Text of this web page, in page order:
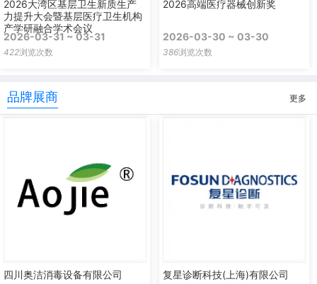
2026大湾区基层卫生新质生产
力提升大会暨基层医疗卫生机构
产学研融合学术会议
2026-03-31 ~ 03-31
422浏览次数
2026高端医疗器械创新奖
2026-03-30 ~ 03-30
386浏览次数
品牌展商 更多
四川奥洁消毒设备有限公司 复星诊断科技(上海)有限公司